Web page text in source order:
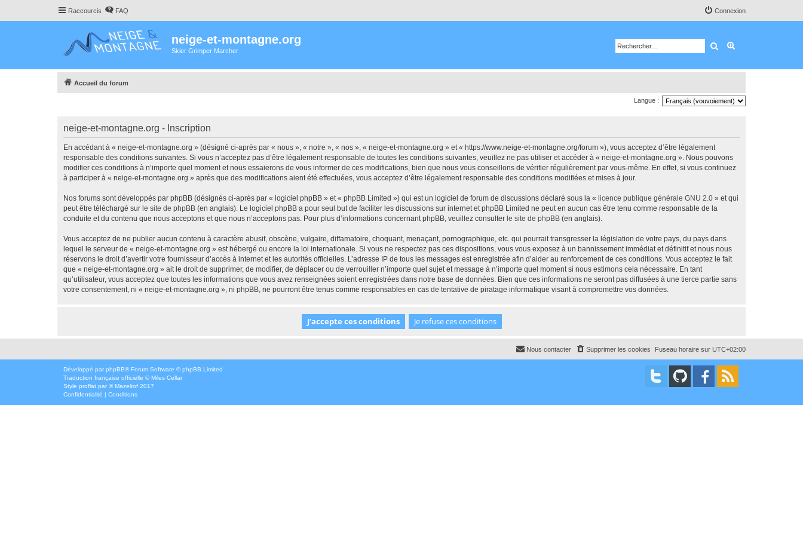
Raccourcis FAQ Connexion
neige-et-montagne.org
Skier Grimper Marcher Rechercher
Accueil du forum
Langue :
neige-et-montagne.org - Inscription
En accédant à « neige-et-montagne.org » (désigné ci-après par « nous », « notre », « nos », « neige-et-montagne.org » et « https://www.neige-et-montagne.org/forum »), vous acceptez d’être légalement
responsable des conditions suivantes. Si vous n’acceptez pas d’être légalement responsable de toutes les conditions suivantes, veuillez ne pas utiliser et accéder à « neige-et-montagne.org ». Nous pouvons
modifier ces conditions à n’importe quel moment et nous essaierons de vous informer de ces modifications, bien que nous vous conseillons de vérifier régulièrement par vous-même. En effet, si vous continuez
à participer à « neige-et-montagne.org » après que des modifications aient été effectuées, vous acceptez d’être légalement responsable des conditions modifiées et mises à jour.
Nos forums sont développés par phpBB (désignés ci-après par « logiciel phpBB » et « phpBB Limited ») qui est un logiciel de forum de discussions déclaré sous la « licence publique générale GNU 2.0 » et qui
peut être téléchargé sur le site de phpBB (en anglais). Le logiciel phpBB a pour seul but de faciliter les discussions sur internet et phpBB Limited ne peut en aucun cas être tenu comme responsable de la
conduite et du contenu que nous acceptons et que nous n’acceptons pas. Pour plus d’informations concernant phpBB, veuillez consulter le site de phpBB (en anglais).
Vous acceptez de ne publier aucun contenu à caractère abusif, obscène, vulgaire, diffamatoire, choquant, menaçant, pornographique, etc. qui pourrait transgresser la législation de votre pays, du pays dans
lequel le serveur de « neige-et-montagne.org » est hébergé ou encore la loi internationale. Si vous ne respectez pas ces dispositions, vous vous exposez à un bannissement immédiat et définitif et nous nous
réservons le droit d’avertir votre fournisseur d’accès à internet et les autorités officielles. L’adresse IP de tous les messages est enregistrée afin d’aider au renforcement de ces conditions. Vous acceptez le fait
que « neige-et-montagne.org » ait le droit de supprimer, de modifier, de déplacer ou de verrouiller n’importe quel sujet et message à n’importe quel moment si nous estimons cela nécessaire. En tant
qu’utilisateur, vous acceptez que toutes les informations que vous avez renseignées soient enregistrées dans notre base de données. Bien que ces informations ne seront pas diffusées à une tierce partie sans
votre consentement, ni « neige-et-montagne.org », ni phpBB, ne pourront être tenus comme responsables en cas de tentative de piratage informatique visant à compromettre vos données.
Fuseau horaire sur UTC+02:00
Supprimer les cookies
Nous contacter
Développé par phpBB® Forum Software © phpBB Limited
Traduction française officielle ©Miles Cellar
Style proflat par ©Mazeltof 2017
Confidentialité | Conditions